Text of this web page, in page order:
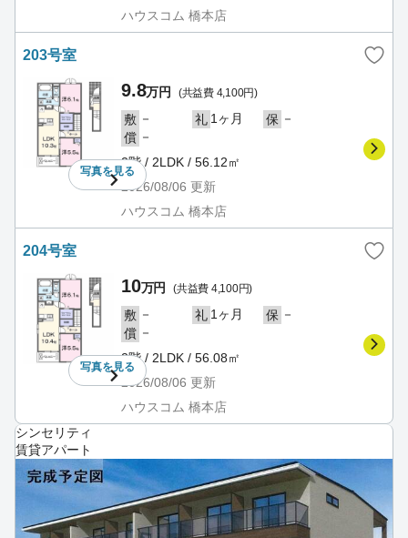
ハウスコム 橋本店
203号室
写真を見る
9.8万円 (共益費 4,100円)
敷 － 礼 1ヶ月 保 －
償 －
2階 / 2LDK / 56.12㎡
2026/08/06 更新
ハウスコム 橋本店
204号室
写真を見る
10万円 (共益費 4,100円)
敷 － 礼 1ヶ月 保 －
償 －
2階 / 2LDK / 56.08㎡
2026/08/06 更新
ハウスコム 橋本店
シンセリティ
賃貸アパート